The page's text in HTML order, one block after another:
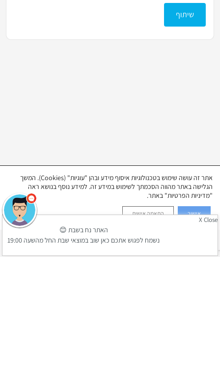
שיתוף
לחץ כדי לשלוח את הביקורת שלך
X Close
האתר נח בשבת 😊
נשמח לפגוש אתכם כאן שוב במוצאי שבת החל מהשעה 19:00
אתר זה עושה שימוש בטכנולוגיות איסוף מידע ובהן "עוגיות" (Cookies). המשך
הגלישה באתר מהווה הסכמתך לשימוש במידע זה. למידע נוסף בנושא ראה
"מדיניות הפרטיות" באתר.
אישור התאמה אישית